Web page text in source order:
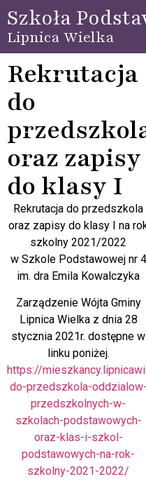
Szkoła
Lipnica Wielka
Rekrutacja
do
oraz zapisy
do klasy I
Rekrutacja do przedszkola
oraz zapisy do klasy I na
szkolny 2021/2022
w Szkole Podstawowej nr 4
im. dra Emila Kowalczyka
Zarządzenie Wójta Gminy
Lipnica Wielka z dnia 28
stycznia 2021r. dostępne w
linku poniżej.
https://
do-przedszkola-oddzialow-
przedszkolnych-w-
szkolach-podstawowych-
oraz-klas-i-szkol-
podstawowych-na-rok-
szkolny-2021-2022/